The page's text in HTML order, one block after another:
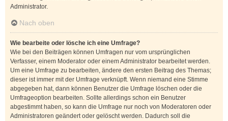
Administrator.
Nach oben
Wie bearbeite oder lösche ich eine Umfrage?
Wie bei den Beiträgen können Umfragen nur vom ursprünglichen
Verfasser, einem Moderator oder einem Administrator bearbeitet werden.
Um eine Umfrage zu bearbeiten, ändere den ersten Beitrag des Themas;
dieser ist immer mit der Umfrage verknüpft. Wenn niemand eine Stimme
abgegeben hat, dann können Benutzer die Umfrage löschen oder die
Umfrageoption bearbeiten. Sollte allerdings schon ein Benutzer
abgestimmt haben, so kann die Umfrage nur noch von Moderatoren oder
Administratoren geändert oder gelöscht werden. Dadurch soll die